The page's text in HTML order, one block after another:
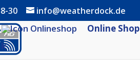
30 info@weatherdock.de
Online Shop